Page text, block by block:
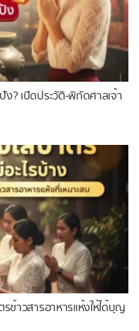
ง? เปิดประวัติ-พิกัดศาลเจ้า
รข้าวสารอาหารแห้งให้ได้บุญ